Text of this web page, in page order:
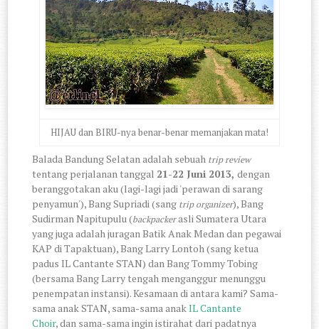
HIJAU dan BIRU-nya benar-benar memanjakan mata!
Balada Bandung Selatan adalah sebuah trip review
tentang perjalanan tanggal 21-22 Juni 2013,dengan
beranggotakan aku (lagi-lagi jadi 'perawan di sarang
penyamun'), Bang Supriadi (sang trip organizer), Bang
Sudirman Napitupulu (backpackerasli Sumatera Utara
yang juga adalah juragan Batik Anak Medan dan pegawai
KAP di Tapaktuan), Bang Larry Lontoh (sang ketua
padus IL Cantante STAN) dan Bang Tommy Tobing
(bersama Bang Larry tengah menganggur menunggu
penempatan instansi). Kesamaan di antara kami? Sama-
sama anak STAN, sama-sama anakIL Cantante
Choir, dan sama-sama ingin istirahat dari padatnya